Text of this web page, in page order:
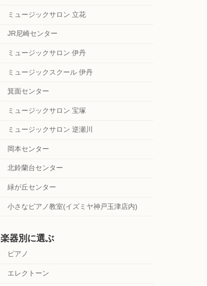
ミュージックサロン 立花
JR尼崎センター
ミュージックサロン 伊丹
ミュージックスクール 伊丹
箕面センター
ミュージックサロン 宝塚
ミュージックサロン 逆瀬川
岡本センター
北鈴蘭台センター
緑が丘センター
小さなピアノ教室(イズミヤ神戸玉津店内)
楽器別に選ぶ
ピアノ
エレクトーン